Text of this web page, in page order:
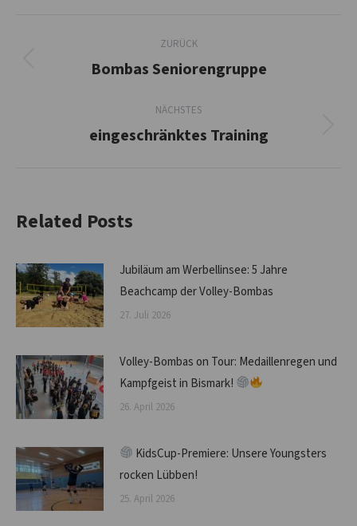
Kommentarnavigation
ZURÜCK
Vorheriger
Bombas Seniorengruppe
NÄCHSTES
Nächster
eingeschränktes Training
Related Posts
Jubiläum am Werbellinsee: 5 Jahre
Beachcamp der Volley-Bombas
27. Juli 2026
Volley-Bombas on Tour: Medaillenregen und
Kampfgeist in Bismark!
26. April 2026
KidsCup-Premiere: Unsere Youngsters
rocken Lübben!
25. April 2026